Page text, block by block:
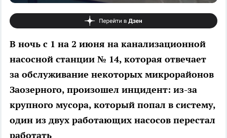
В ночь с 1 на 2 июня на канализационной
насосной станции № 14, которая отвечает
за обслуживание некоторых микрорайонов
Заозерного, произошел инцидент: из-за
крупного мусора, который попал в систему,
один из двух работающих насосов перестал
работать